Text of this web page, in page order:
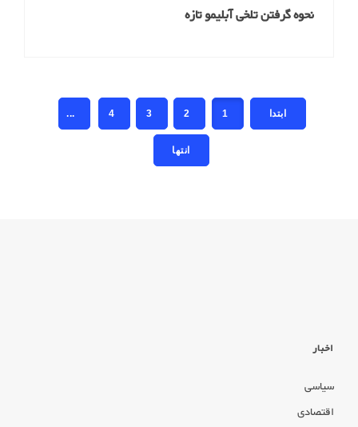
نحوه گرفتن تلخی آبلیمو تازه
1
2
3
4
...
اخبار
سیاسی
اقتصادی